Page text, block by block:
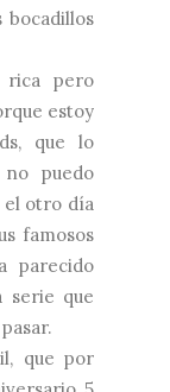
bocadillos
rica pero
estoy
que lo
puedo
el otro día
famosos
parecido
serie que
que por